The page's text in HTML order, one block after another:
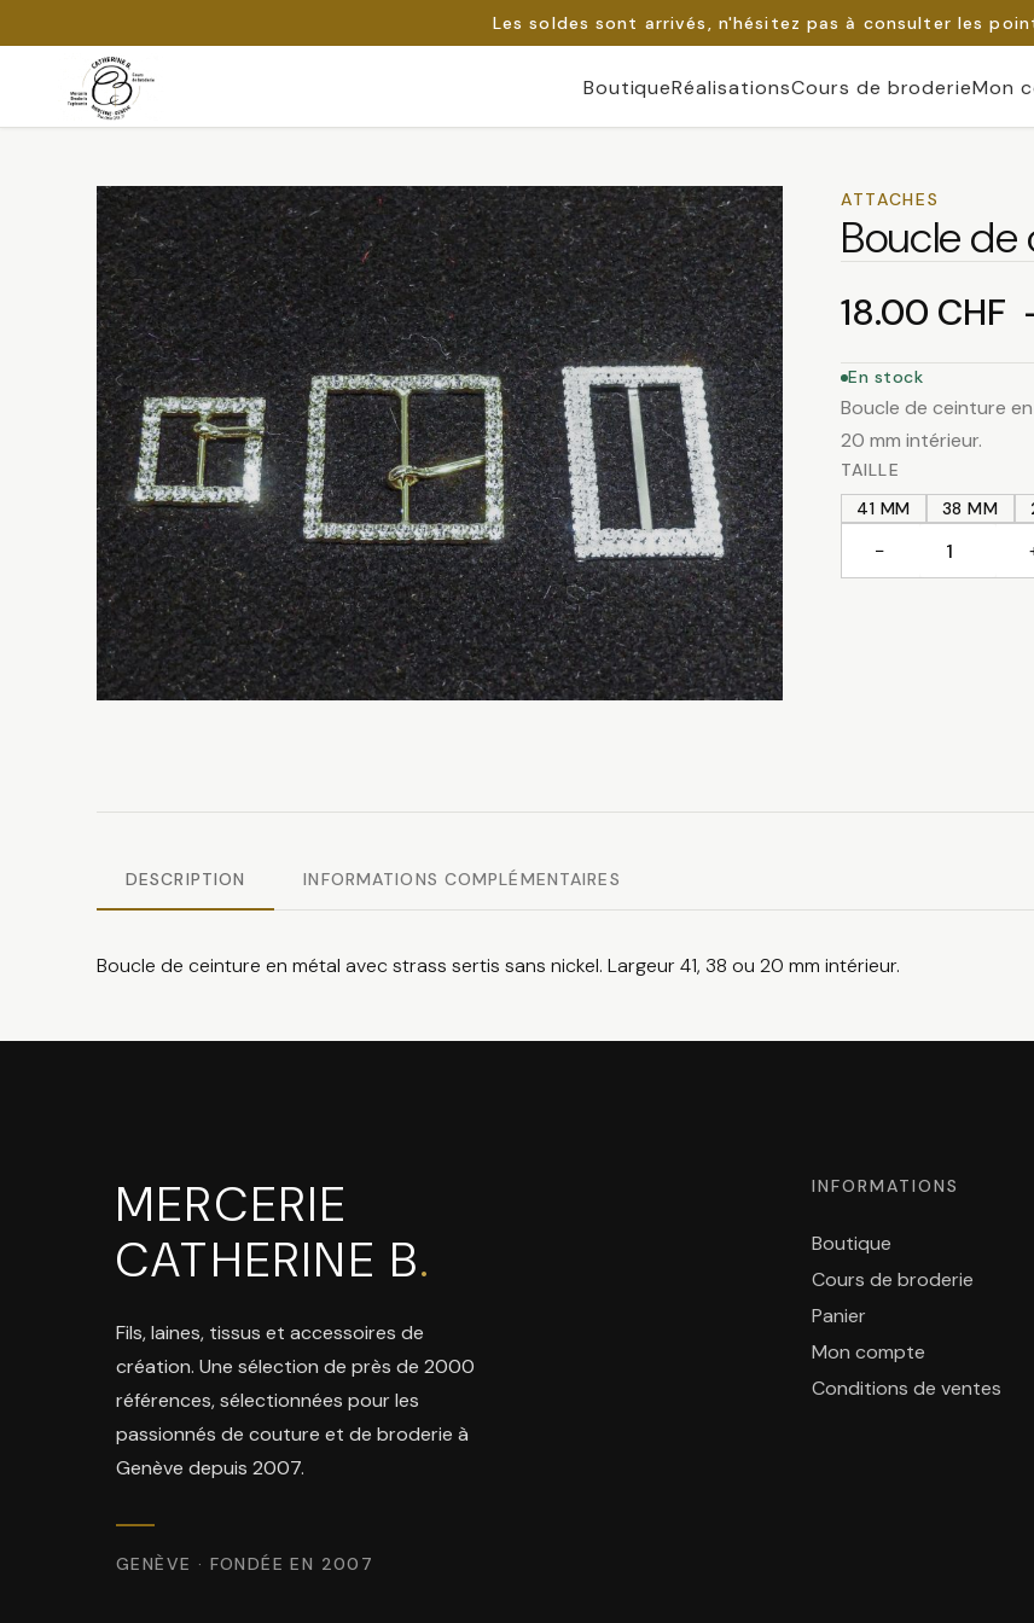
Les soldes sont arrivés, n'hésitez pas à consulter les
Passer
BoutiqueRéalisationsCours de broderieMon
ATTACHES
Boucle
18.00 CHF
En stock
Boucle de ceinture
20 mm intérieur.
TAILLE
41 MM
38 MM
−
DESCRIPTION INFORMATIONS COMPLÉMENTAIRES
Boucle de ceinture en métal avec strass sertis sans nickel. Largeur 41, 38 ou 20 mm intérieur.
MERCERIE
CATHERINE B.
Fils, laines, tissus et accessoires de
création. Une sélection de près de 2000
références, sélectionnées pour les
passionnés de couture et de broderie à
Genève depuis 2007.
GENÈVE · FONDÉE EN 2007
INFORMATIONS
Boutique
Cours de broderie
Panier
Mon compte
Conditions de ventes